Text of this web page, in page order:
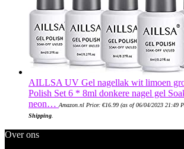
AILLSA UV Gel nagellak wit limoen
Polish Set 6 * 8ml donkere nagel gel
neon… Amazon.nl Price: €16.99 (as of 06/04/2023 21:49
Shipping
Over ons